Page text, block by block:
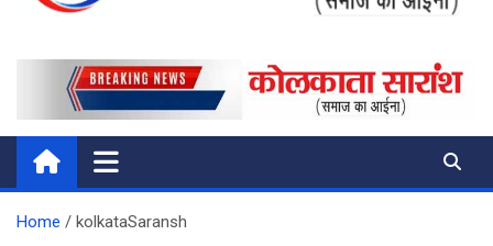
Kolkata Saransh News
समाज का आईना
Home kolkataSaransh